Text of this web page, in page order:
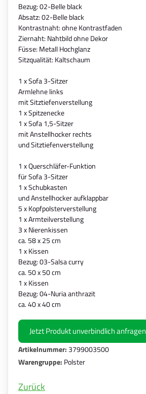
Bezug: 02-Belle black
Absatz: 02-Belle black
Kontrastnaht: ohne Kontrastfaden
Ziernaht: Nahtbild ohne Dekor
Füsse: Metall Hochglanz
Sitzqualität: Kaltschaum
1 x Sofa 3-Sitzer
Armlehne links
mit Sitztiefenverstellung
1 x Spitzenecke
1 x Sofa 1,5-Sitzer
mit Anstellhocker rechts
und Sitztiefenverstellung
1 x Querschläfer-Funktion
für Sofa 3-Sitzer
1 x Schubkasten
und Anstellhocker aufklappbar
5 x Kopfpolsterverstellung
1 x Armteilverstellung
3 x Nierenkissen
ca. 58 x 25 cm
1 x Kissen
Bezug: 03-Salsa curry
ca. 50 x 50 cm
1 x Kissen
Bezug: 04-Nuria anthrazit
ca. 40 x 40 cm
Jetzt Produkt unverbindlich anfragen
Artikelnummer: 3799003500
Warengruppe: Polster
Zurück